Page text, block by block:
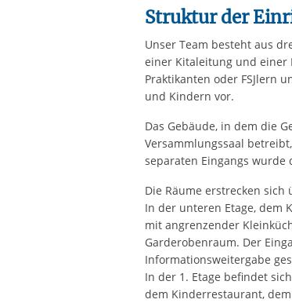
Struktur der
Unser Team besteht aus
einer Kitaleitung und einer
Praktikanten oder FSJlern
und Kindern vor.
Das Gebäude, in dem die
Versammlungssaal
separaten Eingangs
Die Räume erstrecken sich
In der unteren Etage, dem
mit angrenzender
Garderobenraum. Der
Informationsweitergabe
In der 1. Etage befindet
dem Kinderrestaurant,